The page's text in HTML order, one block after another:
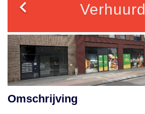
Verhuurd
Omschrijving